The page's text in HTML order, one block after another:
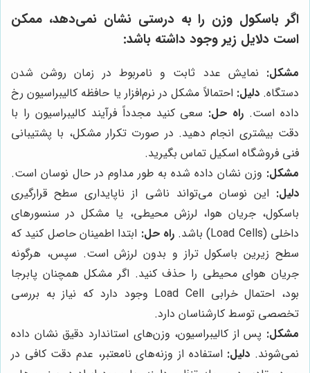
اگر باسکول وزن را به درستی نشان نمی‌دهد، ممکن
است دلایل زیر وجود داشته باشد:
مشکل: نمایش عدد ثابت و نامربوط در زمان روشن شدن
دستگاه.دلیل: احتمالاً مشکل در نرم‌افزار یا حافظه کالیبراسیون رخ
داده است. راه حل: سعی کنید مجدداً فرآیند کالیبراسیون را با
دقت بیشتری انجام دهید. در صورت تکرار مشکل، با پشتیبانی
فنی فروشگاه اسکیل تماس بگیرید.
مشکل: وزن نشان داده شده به طور مداوم در حال نوسان است.
دلیل: این نوسان می‌تواند ناشی از ناپایداری سطح قرارگیری
باسکول، جریان هوا، لرزش محیطی، یا مشکل در سنسورهای
داخلی (Load Cells) باشد.
راه حل: ابتدا اطمینان حاصل کنید که
سطح زیرین باسکول تراز و بدون لرزش است. سپس، هرگونه
جریان هوای محیطی را حذف کنید. اگر مشکل همچنان پابرجا
بود، احتمال خرابی Load Cell وجود دارد که نیاز به بررسی
تخصصی توسط کارشناسان دارد.
مشکل: پس از کالیبراسیون، وزن‌های استاندارد دقیق نشان داده
نمی‌شوند. دلیل: استفاده از وزنه‌های نامعتبر، عدم دقت کافی در